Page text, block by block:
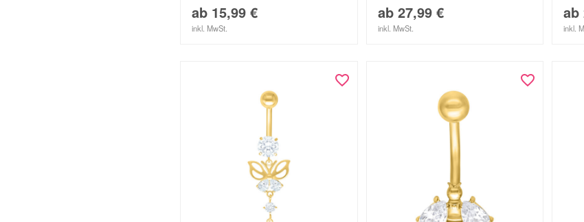
ab 15,99 €
inkl. MwSt.
ab 27,99 €
inkl. MwSt.
ab
inkl.